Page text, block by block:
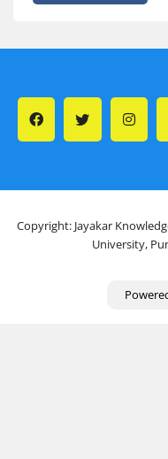
Copyright: Jayakar
University,